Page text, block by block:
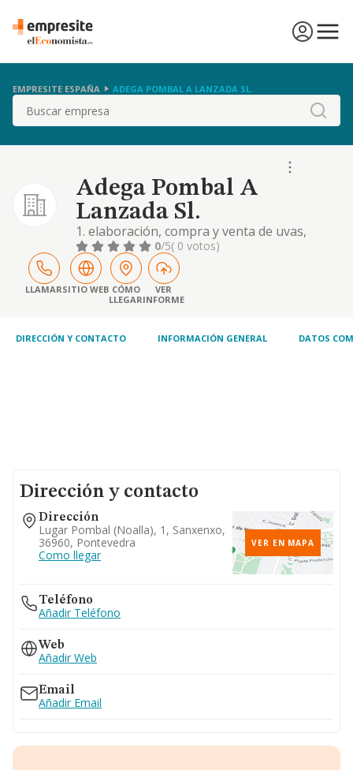
EMPRESITE ESPAÑA ADEGA POMBAL A LANZADA SL.
Buscar
Adega Pombal A
Lanzada Sl.
1. elaboración, compra y venta de uvas,
vinos y alcoholes. 2. el cultivo de la vid,
fabricación de pipería y demás ramas
relacionadas con el comercio de vinos y
espirituosos. 3. la construcción, compra y
adquisición, en todo o en parte, y arriendo
destilerías y d
0/5( 0 votos)
LLAMARSITIO WEB CÓMO
LLEGAR
VER
INFORME
DIRECCIÓN Y CONTACTO INFORMACIÓN GENERAL DATOS
Dirección y contacto
Dirección
Lugar Pombal (noalla), 1, Sanxenxo,
36960, Pontevedra
Como llegar
VER EN MAPA
Teléfono
Añadir Teléfono
Web
Añadir Web
Email
Añadir Email